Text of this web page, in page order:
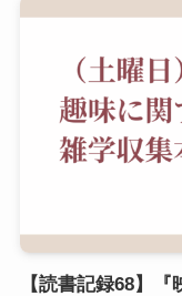
【読書記録68】